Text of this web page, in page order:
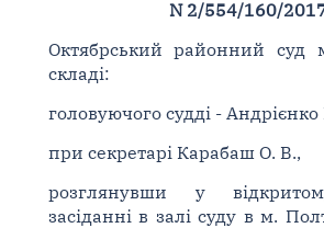
N 2/554/160/
Октябрський районний суд
складі:
головуючого судді - Андрієнко
при секретарі Карабаш О. В.,
розглянувши у
засіданні в залі суду в м.